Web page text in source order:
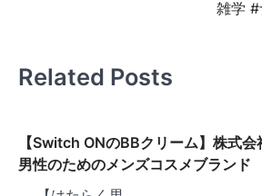
シ
雑学
Related Posts
【Switch ONのBBクリーム】株式会
男性のためのメンズコスメブランド